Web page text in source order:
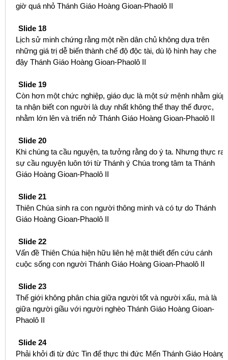
giờ quá nhỏ Thánh Giáo Hoàng Gioan-Phaolô II
Slide 18
Lịch sử minh chứng rằng một nền dân chủ không dựa trên
những giá trị dễ biến thành chế độ độc tài, dù lộ hình hay che
đậy Thánh Giáo Hoàng Gioan-Phaolô II
Slide 19
Còn hơn một chức nghiệp, giáo dục là một sứ mệnh nhằm giúp
ta nhận biết con người là duy nhất không thể thay thế được,
nhằm lớn lên và triển nở Thánh Giáo Hoàng Gioan-Phaolô II
Slide 20
Khi chúng ta cầu nguyện, ta tưởng rằng do ý ta. Nhưng thực ra
sự cầu nguyện luôn tới từ Thánh ý Chúa trong tâm ta Thánh
Giáo Hoàng Gioan-Phaolô II
Slide 21
Thiên Chúa sinh ra con người thông minh và có tự do Thánh
Giáo Hoàng Gioan-Phaolô II
Slide 22
Vấn đề Thiên Chúa hiện hữu liên hệ mật thiết đến cứu cánh
cuộc sống con người Thánh Giáo Hoàng Gioan-Phaolô II
Slide 23
Thế giới không phân chia giữa người tốt và người xấu, mà là
giữa người giầu với người nghèo Thánh Giáo Hoàng Gioan-
Phaolô II
Slide 24
Phải khởi đi từ đức Tin để thực thi đức Mến Thánh Giáo Hoàng